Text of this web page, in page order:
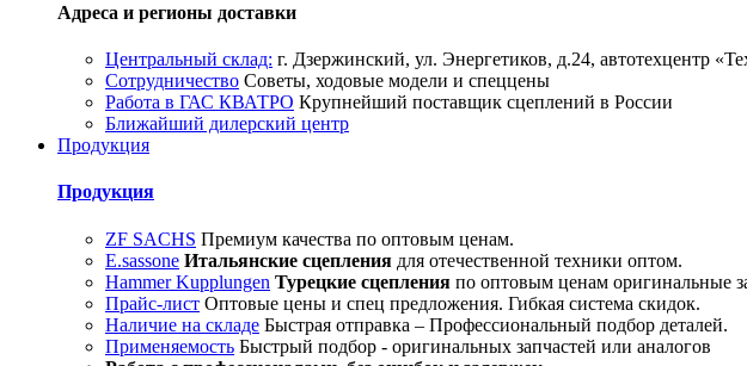
Адреса и регионы доставки
Центральный склад: г. Дзержинский, ул. Энергетиков, д.24, автотехцентр
Сотрудничество Советы, ходовые модели и спеццены
Работа в ГАС КВАТРО Крупнейший поставщик сцеплений в России
Ближайший дилерский центр
Продукция
Продукция
ZF SACHS Премиум качества по оптовым ценам.
E.sassone Итальянские сцепления для отечественной техники оптом.
Hammer Kupplungen Турецкие сцепления по оптовым ценам оригинальные
Прайс-лист Оптовые цены и спец предложения. Гибкая система скидок.
Наличие на складе Быстрая отправка – Профессиональный подбор деталей.
Применяемость Быстрый подбор - оригинальных запчастей или аналогов